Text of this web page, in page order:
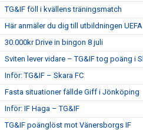
TG&IF föll i kvällens träningsmatch
Här anmäler du dig till utbildningen UEFA
30.000kr Drive in bingon 8 juli
Sviten lever vidare – TG&IF tog poäng i
Inför: TG&IF – Skara FC
Fasta situationer fällde Giff i Jönköping
Inför: IF Haga – TG&IF
TG&IF poänglöst mot Vänersborgs IF